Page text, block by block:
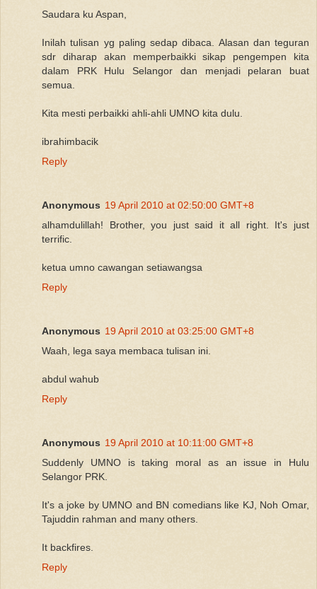
Saudara ku Aspan,
Inilah tulisan yg paling sedap dibaca. Alasan dan teguran
sdr diharap akan memperbaikki sikap pengempen kita
dalam PRK Hulu Selangor dan menjadi pelaran buat
semua.
Kita mesti perbaikki ahli-ahli UMNO kita dulu.
ibrahimbacik
Reply
Anonymous 19 April 2010 at 02:50:00 GMT+8
alhamdulillah! Brother, you just said it all right. It's just
terrific.
ketua umno cawangan setiawangsa
Reply
Anonymous 19 April 2010 at 03:25:00 GMT+8
Waah, lega saya membaca tulisan ini.
abdul wahub
Reply
Anonymous 19 April 2010 at 10:11:00 GMT+8
Suddenly UMNO is taking moral as an issue in Hulu
Selangor PRK.
It's a joke by UMNO and BN comedians like KJ, Noh Omar,
Tajuddin rahman and many others.
It backfires.
Reply